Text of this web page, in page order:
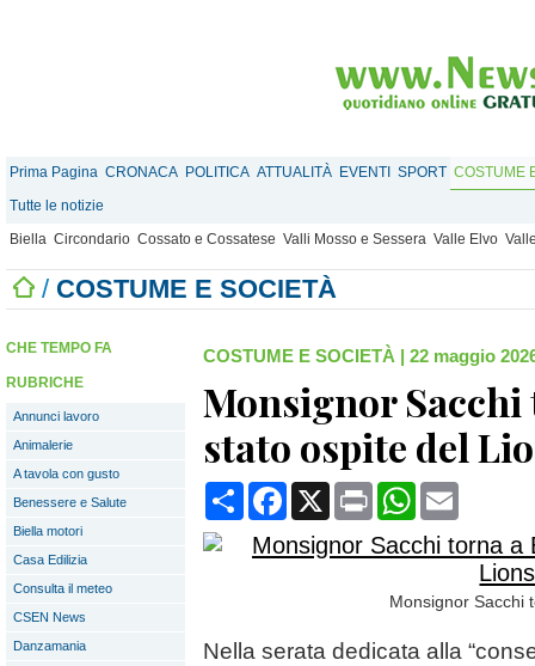
Prima Pagina CRONACA POLITICA ATTUALITÀ EVENTI SPORT COSTUME
Tutte le notizie
Biella Circondario Cossato e Cossatese Valli Mosso e Sessera Valle Elvo
/ COSTUME E SOCIETÀ
CHE TEMPO FA
RUBRICHE
Annunci lavoro
Animalerie
A tavola con gusto
Benessere e Salute
Biella motori
Casa Edilizia
Consulta il meteo
CSEN News
Danzamania
COSTUME E SOCIETÀ | 22 maggio
Monsignor Sacchi
stato ospite del
CondividiFacebook
X Print WhatsApp
Monsignor Sacchi
Nella serata dedicata alla